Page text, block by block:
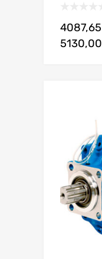
4087,65
5130,00